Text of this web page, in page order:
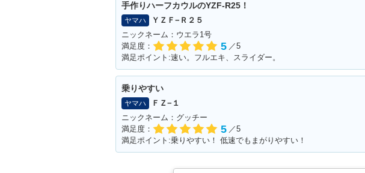
手作りハーフカウルのYZF-R25！
ヤマハ
ＹＺＦ−Ｒ２５
ニックネーム：ウエラ1号
満足度：
5 ／5
満足ポイント:速い。フルエキ、スライダー。
乗りやすい
ヤマハ
ＦＺ−１
ニックネーム：グッチー
満足度：
5 ／5
満足ポイント:乗りやすい！ 低速でもまがりやすい！